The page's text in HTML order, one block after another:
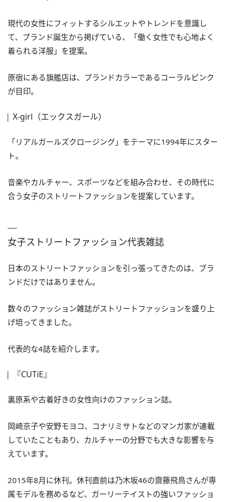
現代の女性にフィットするシルエットやトレンドを意識し
て、ブランド誕生から掲げている、「働く女性でも心地よく
着られる洋服」を提案。
原宿にある旗艦店は、ブランドカラーであるコーラルピンク
が目印。
X-girl（エックスガール）
「リアルガールズクロージング」をテーマに1994年にスター
ト。
音楽やカルチャー、スポーツなどを組み合わせ、その時代に
合う女子のストリートファッションを提案しています。
女子ストリートファッション代表雑誌
日本のストリートファッションを引っ張ってきたのは、ブラ
ンドだけではありません。
数々のファッション雑誌がストリートファッションを盛り上
げ培ってきました。
代表的な4誌を紹介します。
『CUTiE』
裏原系や古着好きの女性向けのファッション誌。
岡崎京子や安野モヨコ、コナリミサトなどのマンガ家が連載
していたこともあり、カルチャーの分野でも大きな影響を与
えています。
2015年8月に休刊。休刊直前は乃木坂46の齋藤飛鳥さんが専
属モデルを務めるなど、ガーリーテイストの強いファッショ